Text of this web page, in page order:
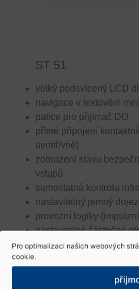
Pro optimalizaci našich webových
cookie.
ST 51
velký podsvícený LCD
navigace v textovém
patice pro přijímač DO
přímé připojení
uvnitř/vně)
zobrazení stavu
vstupů
samostatná kontrola
nastavitelný jemný
provozní logiky
nastavitelné částečné
provozu s jedním
částečné otevření lze